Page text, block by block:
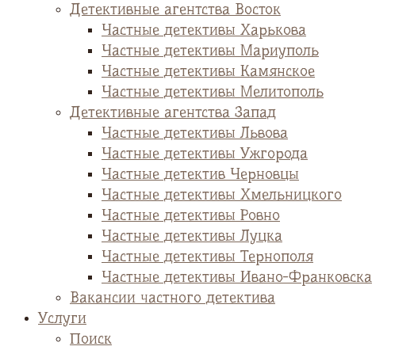
Детективные агентства Восток
Частные детективы Харькова
Частные детективы Мариуполь
Частные детективы Камянское
Частные детективы Мелитополь
Детективные агентства Запад
Частные детективы Львова
Частные детективы Ужгорода
Частные детектив Черновцы
Частные детективы Хмельницкого
Частные детективы Ровно
Частные детективы Луцка
Частные детективы Тернополя
Частные детективы Ивано-Франковска
Вакансии частного детектива
Услуги
Поиск